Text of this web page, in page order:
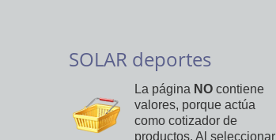
SOLAR deportes
La página NO contiene
valores, porque actúa
como cotizador de
productos. Al seleccionar